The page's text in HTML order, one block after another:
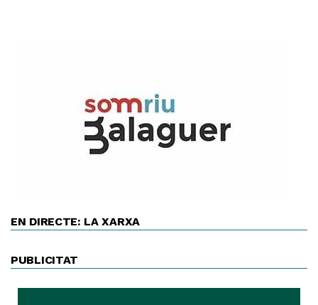
EN DIRECTE: LA XARXA
PUBLICITAT